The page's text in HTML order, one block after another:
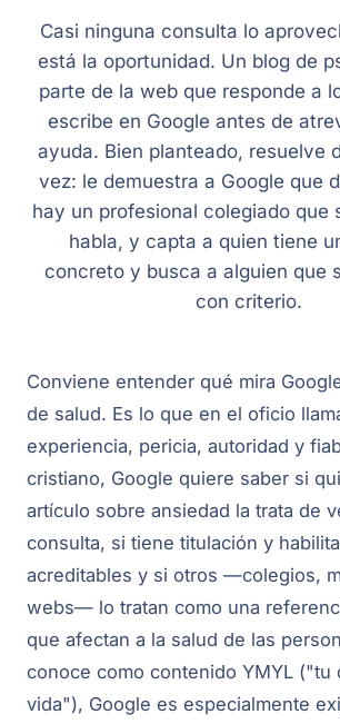
Casi ninguna consulta lo
está la oportunidad. Un blog de
parte de la web que responde a
escribe en Google antes de
ayuda. Bien planteado, resuelve
vez: le demuestra a Google que
hay un profesional colegiado que
habla, y capta a quien tiene
concreto y busca a alguien que
con criterio.
Conviene entender qué mira
de salud. Es lo que en el oficio
experiencia, pericia, autoridad y
cristiano, Google quiere saber si
artículo sobre ansiedad la trata de
consulta, si tiene titulación y
acreditables y si otros —colegios,
webs— lo tratan como una
que afectan a la salud de las
conoce como contenido YMYL ("tu
vida"), Google es especialmente